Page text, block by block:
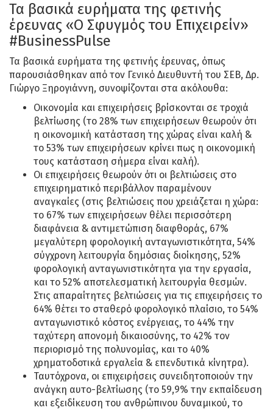
Τα βασικά ευρήματα της φετινής
έρευνας «Ο Σφυγμός του Επιχειρείν»
#BusinessPulse
Τα βασικά ευρήματα της φετινής έρευνας, όπως
παρουσιάσθηκαν από τον Γενικό Διευθυντή του ΣΕΒ, Δρ.
Γιώργο Ξηρογιάννη, συνοψίζονται στα ακόλουθα:
Οικονομία και επιχειρήσεις βρίσκονται σε τροχιά
βελτίωσης (το 28% των επιχειρήσεων θεωρούν ότι
η οικονομική κατάσταση της χώρας είναι καλή &
το 53% των επιχειρήσεων κρίνει πως η οικονομική
τους κατάσταση σήμερα είναι καλή).
Οι επιχειρήσεις θεωρούν ότι οι βελτιώσεις στο
επιχειρηματικό περιβάλλον παραμένουν
αναγκαίες (στις βελτιώσεις που χρειάζεται η χώρα:
το 67% των επιχειρήσεων θέλει περισσότερη
διαφάνεια & αντιμετώπιση διαφθοράς, 67%
μεγαλύτερη φορολογική ανταγωνιστικότητα, 54%
σύγχρονη λειτουργία δημόσιας διοίκησης, 52%
φορολογική ανταγωνιστικότητα για την εργασία,
και το 52% αποτελεσματική λειτουργία θεσμών.
Στις απαραίτητες βελτιώσεις για τις επιχειρήσεις το
64% θέτει το σταθερό φορολογικό πλαίσιο, το 54%
ανταγωνιστικό κόστος ενέργειας, το 44% την
ταχύτερη απονομή δικαιοσύνης, το 42% τον
περιορισμό της πολυνομίας, και το 40%
χρηματοδοτικά εργαλεία & επενδυτικά κίνητρα).
Ταυτόχρονα, οι επιχειρήσεις συνειδητοποιούν την
ανάγκη αυτο-βελτίωσης (το 59,9% την εκπαίδευση
και εξειδίκευση του ανθρώπινου δυναμικού, το